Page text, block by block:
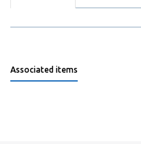
Associated items